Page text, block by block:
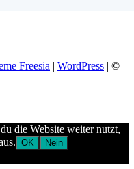
Freesia | WordPress | ©
die Website weiter nutzt,
OK
Nein